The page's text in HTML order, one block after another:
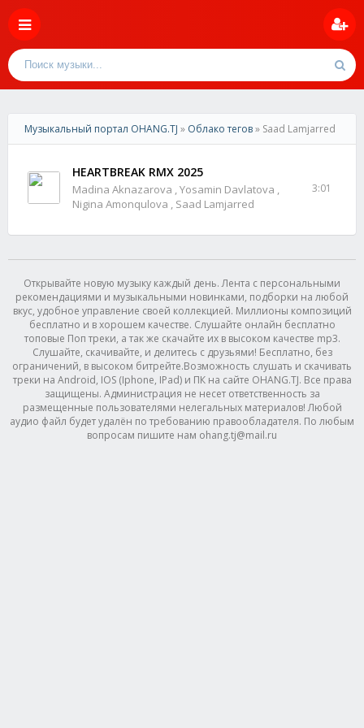
Музыкальный портал OHANG.TJ » Облако тегов» Saad Lamjarred
HEARTBREAK RMX 2025
Madina Aknazarova , Yosamin Davlatova ,
Nigina Amonqulova , Saad Lamjarred
3:01
Открывайте новую музыку каждый день. Лента с персональными
рекомендациями и музыкальными новинками, подборки на любой
вкус, удобное управление своей коллекцией. Миллионы композиций
бесплатно и в хорошем качестве. Слушайте онлайн бесплатно
топовые Поп треки, а так же скачайте их в высоком качестве mp3.
Слушайте, скачивайте, и делитесь с друзьями! Бесплатно, без
ограничений, в высоком битрейте.Возможность слушать и скачивать
треки на Android, IOS (Iphone, IPad) и ПК на сайте OHANG.TJ. Все права
защищены. Администрация не несет ответственность за
размещенные пользователями нелегальных материалов! Любой
аудио файл будет удалён по требованию правообладателя. По любым
вопросам пишите нам ohang.tj@mail.ru